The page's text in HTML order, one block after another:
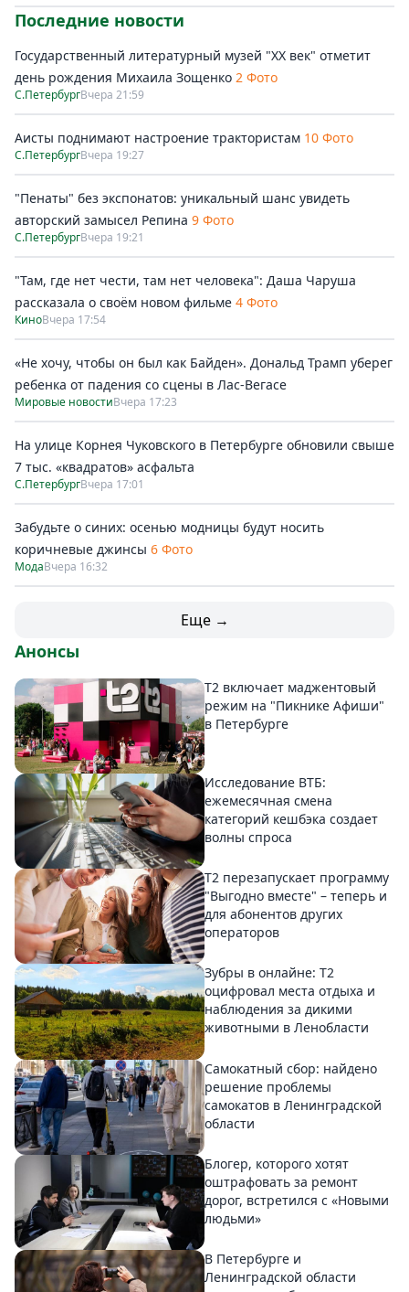
Последние новости
Государственный литературный музей "ХХ век" отметит
день рождения Михаила Зощенко 2 Фото
С.ПетербургВчера 21:59
Аисты поднимают настроение трактористам 10 Фото
С.ПетербургВчера 19:27
"Пенаты" без экспонатов: уникальный шанс увидеть
авторский замысел Репина 9 Фото
С.ПетербургВчера 19:21
"Там, где нет чести, там нет человека": Даша Чаруша
рассказала о своём новом фильме 4 Фото
КиноВчера 17:54
«Не хочу, чтобы он был как Байден». Дональд Трамп уберег
ребенка от падения со сцены в Лас-Вегасе
Мировые новостиВчера 17:23
На улице Корнея Чуковского в Петербурге обновили свыше
7 тыс. «квадратов» асфальта
С.ПетербургВчера 17:01
Забудьте о синих: осенью модницы будут носить
коричневые джинсы 6 Фото
МодаВчера 16:32
Еще →
Анонсы
Т2 включает маджентовый
режим на "Пикнике Афиши"
в Петербурге
Исследование ВТБ:
ежемесячная смена
категорий кешбэка создает
волны спроса
Т2 перезапускает программу
"Выгодно вместе" – теперь и
для абонентов других
операторов
Зубры в онлайне: Т2
оцифровал места отдыха и
наблюдения за дикими
животными в Ленобласти
Самокатный сбор: найдено
решение проблемы
самокатов в Ленинградской
области
Блогер, которого хотят
оштрафовать за ремонт
дорог, встретился с «Новыми
людьми»
В Петербурге и
Ленинградской области